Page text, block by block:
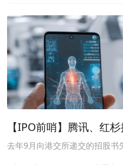
会继续维持共赢关系，包括延
将不会对集团营运产生任何重
(01024.HK)跌8.83%，报
2024年5月22日公布的160亿港
元购回共约1.75亿股B类股份。
【IPO前哨】腾讯、红
股AI医疗估值？
去年9月向港交所递交的招股书